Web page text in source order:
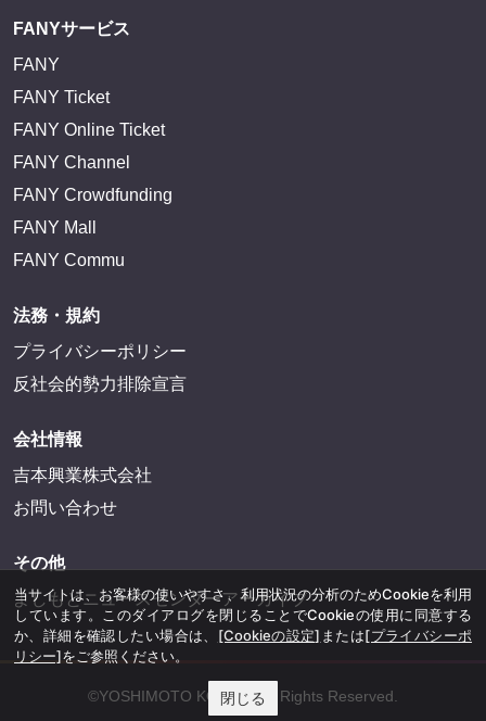
FANYサービス
FANY
FANY Ticket
FANY Online Ticket
FANY Channel
FANY Crowdfunding
FANY Mall
FANY Commu
法務・規約
プライバシーポリシー
反社会的勢力排除宣言
会社情報
吉本興業株式会社
お問い合わせ
その他
よしもとニュースセンターアーカイブ
©YOSHIMOTO KOGYO, All Rights Reserved.
当サイトは、お客様の使いやすさ、利用状況の分析のためCookieを利用
しています。このダイアログを閉じることでCookieの使用に同意する
か、詳細を確認したい場合は、 [Cookieの設定] または[プライバシーポ
リシー]をご参照ください。
閉じる